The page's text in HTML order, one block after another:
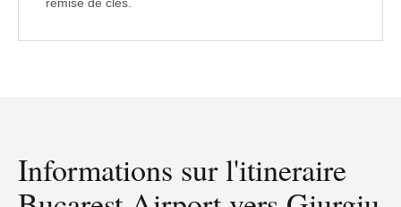
Informations sur l'itineraire